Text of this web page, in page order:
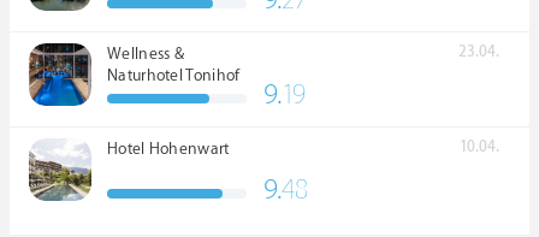
Wellness &
Naturhotel Tonihof
****S
23.04.
9.19
Hotel Hohenwart 10.04.
9.48